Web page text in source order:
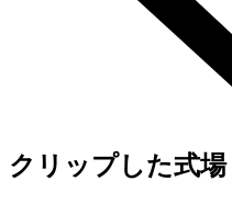
クリップした式場